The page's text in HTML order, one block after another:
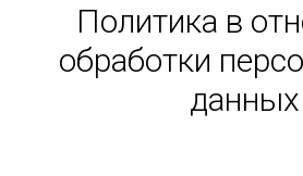
Политика в
обработки
данных